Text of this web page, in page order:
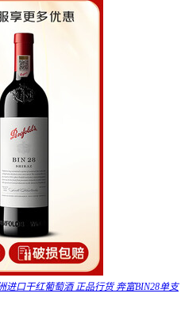
进口干红葡萄酒 正品行货 奔富BIN28单支